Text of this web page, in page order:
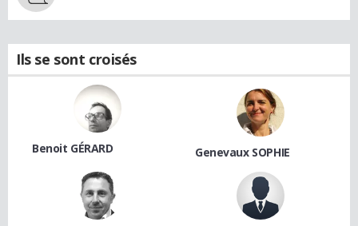
Ils se sont croisés
Benoit GÉRARD Genevaux SOPHIE